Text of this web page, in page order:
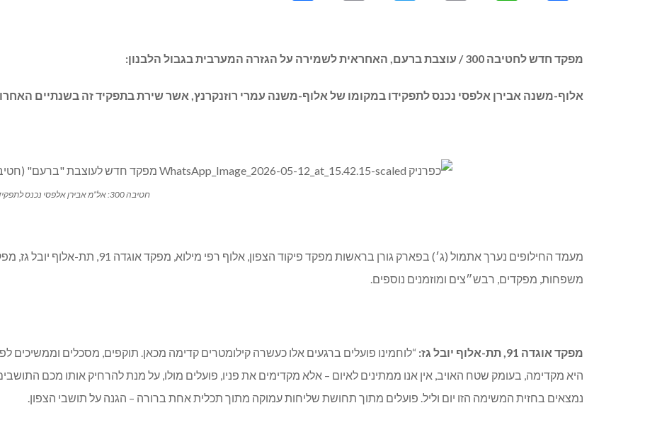
מפקד חדש לחטיבה 300 / עוצבת ברעם, האחראית לשמירה על הגזרה המערבית בגבול הלבנון:
אלוף-משנה אבירן אלפסי נכנס לתפקידו במקומו של אלוף-משנה עמרי רוזנקרנץ, אשר שירת בתפקיד זה בשנתיים
חטיבה 300: אל”מ אבירן אלפסי נכנס לתפקידו במקומו של אל”מ עמרי רוזנקרנץ
משפחות, מפקדים, רבש״צים ומוזמנים נוספים.
מפקד אוגדה 91, תת-אלוף יובל גז:
“לוחמינו פועלים ברגעים אלו כעשרה קילומטרים קדימה מכאן. תוקפים, מסכלים וממשיכים
נמצאים בחזית המשימה הזו יום וליל. פועלים מתוך תחושת שליחות עמוקה מתוך תכלית אחת ברורה – הגנה על תושבי הצפון.